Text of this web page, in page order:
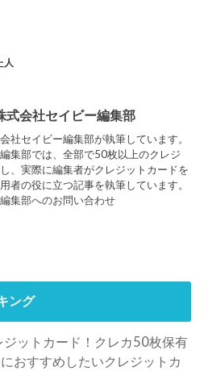
人
式会社セイビー編集部
社セイビー編集部が執筆しています。
集部では、全部で50枚以上のクレジ
、実際に編集者がクレジットカードを
者の役に立つ記事を執筆しています。
集部へのお問い合わせ
ング
ジットカード！クレカ50枚保有
おすすめしたいクレジットカ